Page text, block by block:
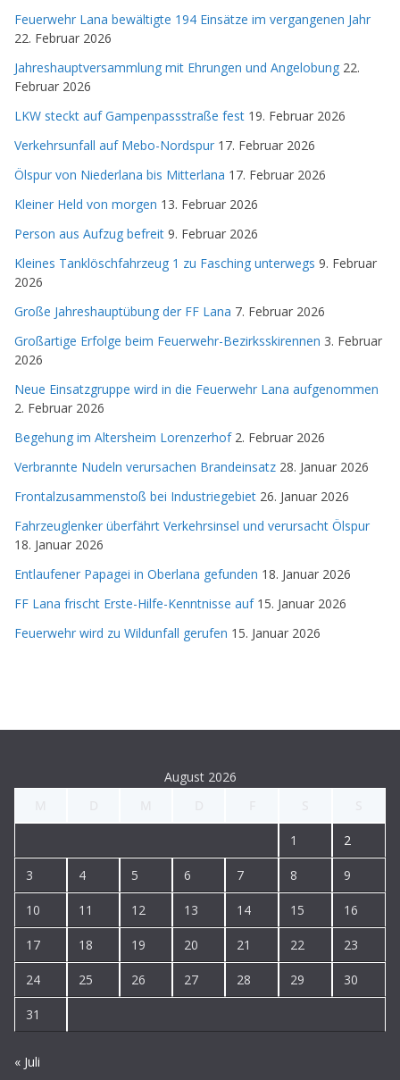
Feuerwehr Lana bewältigte 194 Einsätze im vergangenen Jahr
22. Februar 2026
Jahreshauptversammlung mit Ehrungen und Angelobung 22.
Februar 2026
LKW steckt auf Gampenpassstraße fest 19. Februar 2026
Verkehrsunfall auf Mebo-Nordspur 17. Februar 2026
Ölspur von Niederlana bis Mitterlana 17. Februar 2026
Kleiner Held von morgen 13. Februar 2026
Person aus Aufzug befreit 9. Februar 2026
Kleines Tanklöschfahrzeug 1 zu Fasching unterwegs 9. Februar
2026
Große Jahreshauptübung der FF Lana 7. Februar 2026
Großartige Erfolge beim Feuerwehr-Bezirksskirennen 3. Februar
2026
Neue Einsatzgruppe wird in die Feuerwehr Lana aufgenommen
2. Februar 2026
Begehung im Altersheim Lorenzerhof 2. Februar 2026
Verbrannte Nudeln verursachen Brandeinsatz 28. Januar 2026
Frontalzusammenstoß bei Industriegebiet 26. Januar 2026
Fahrzeuglenker überfährt Verkehrsinsel und verursacht Ölspur
18. Januar 2026
Entlaufener Papagei in Oberlana gefunden 18. Januar 2026
FF Lana frischt Erste-Hilfe-Kenntnisse auf 15. Januar 2026
Feuerwehr wird zu Wildunfall gerufen 15. Januar 2026
August 2026
1 2
3 4 5 6 7 8 9
10 11 12 13 14 15 16
17 18 19 20 21 22 23
24 25 26 27 28 29 30
31
« Juli